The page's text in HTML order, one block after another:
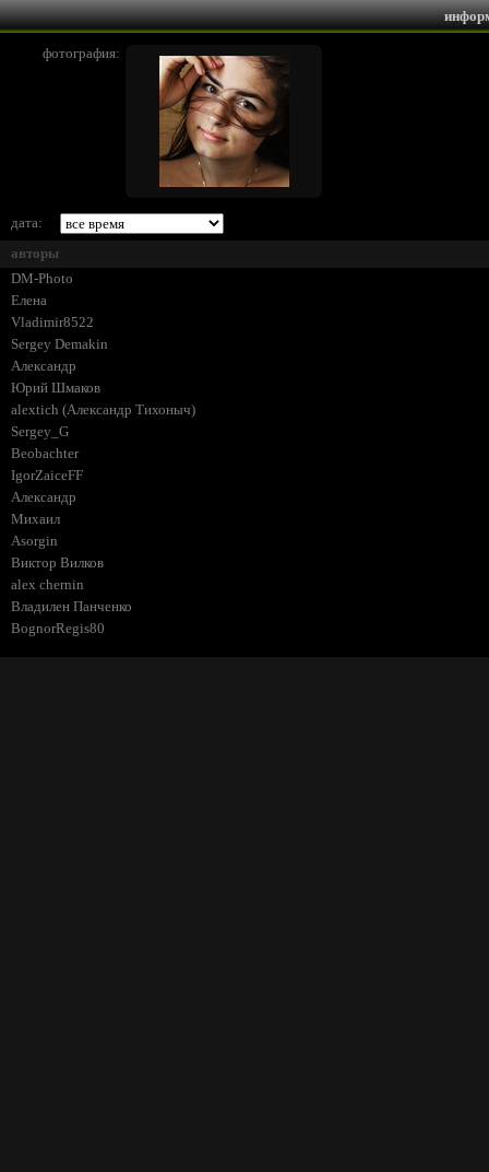
фотография:
дата:
авторы
DM-Photo
Елена
Vladimir8522
Sergey Demakin
Александр
Юрий Шмаков
alextich (Александр Тихоныч)
Sergey_G
Beobachter
IgorZaiceFF
Александр
Михаил
Asorgin
Виктор Вилков
alex chernin
Владилен Панченко
BognorRegis80